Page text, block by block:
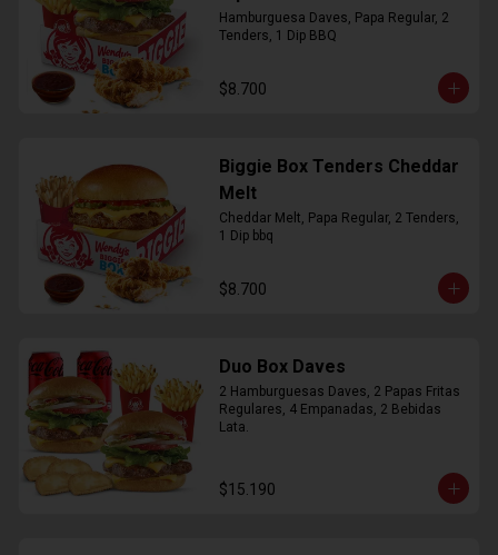
Hamburguesa Daves, Papa Regular, 2
Tenders, 1 Dip BBQ
$8.700
Biggie Box Tenders Cheddar
Melt
Cheddar Melt, Papa Regular, 2 Tenders,
1 Dip bbq
$8.700
Duo Box Daves
2 Hamburguesas Daves, 2 Papas Fritas
Regulares, 4 Empanadas, 2 Bebidas
Lata.
$15.190